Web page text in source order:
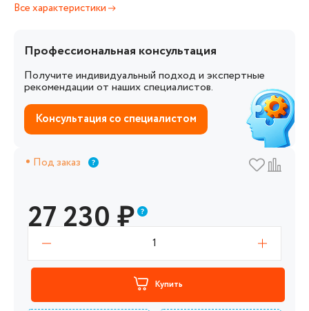
Все характеристики
Профессиональная консультация
Получите индивидуальный подход и экспертные
рекомендации от наших специалистов.
Консультация со специалистом
Под заказ
27 230₽
1
Купить